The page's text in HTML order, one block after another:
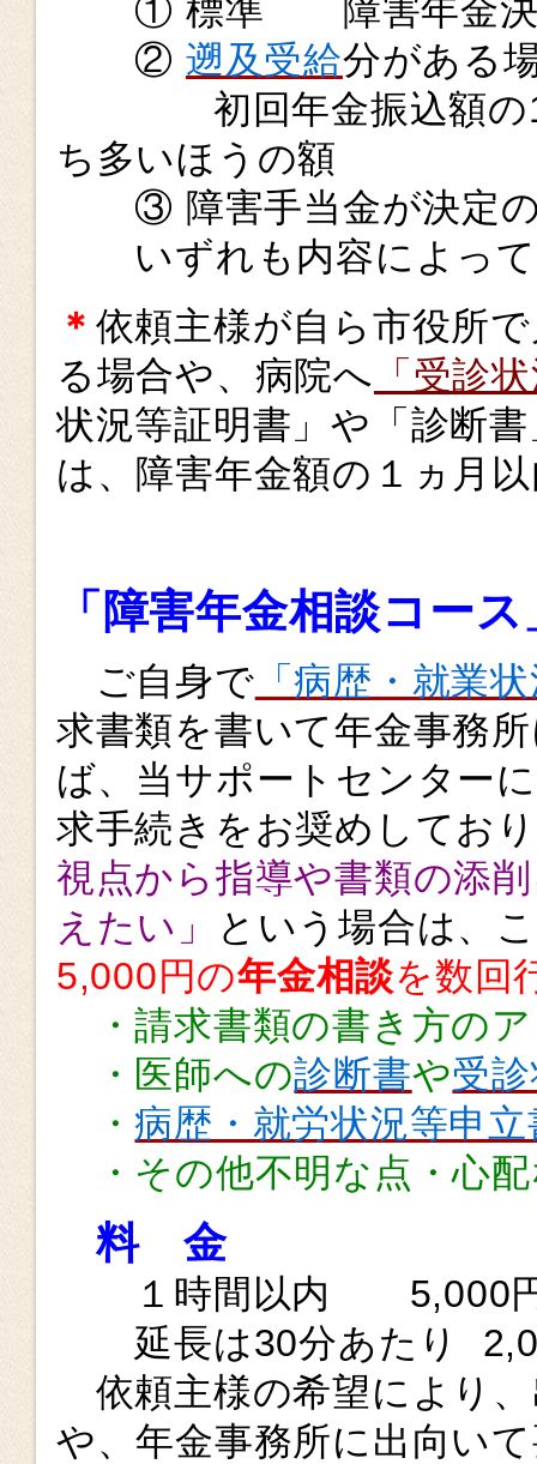
① 標準 障害年金決定
② 遡及受給分がある
初回年金振込額の10
ち多いほうの額
③ 障害手当金が決定
いずれも内容によって
＊ 依頼主様が自ら市役所
る場合や、病院へ 「受診
状況等証明書」や「診断
は、障害年金額の１ヵ月
「障害年金相談コース
ご自身で 「病歴・就業
求書類を書いて年金事務
ば、当サポートセンター
求手続きをお奨めしてお
視点から指導や書類の添
えたい」
という場合は、
5,000円の年金相談を数回
・請求書類の書き方の
・医師への診断書や受
・病歴・就労状況等申立
・その他不明な点・心
料 金
１時間以内 5,000
延長は30分あたり
依頼主様の希望により
や、年金事務所に出向い